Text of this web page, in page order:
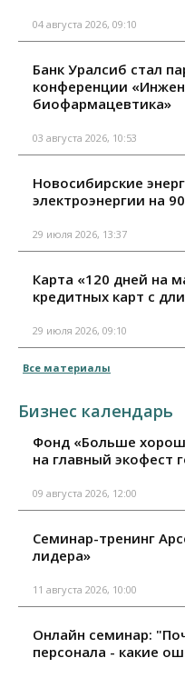
04 августа 2026, 09:10
Банк Уралсиб стал
конференции
биофармацевтика»
03 августа 2026, 10:53
Новосибирские
электроэнергии на
29 июля 2026, 13:37
Карта «120 дней на
кредитных карт с
29 июля 2026, 09:10
Все материалы
Бизнес календарь
Фонд «Больше
на главный экофест
09 августа 2026, 12:00
Семинар-тренинг
лидера»
11 августа 2026, 10:00
Онлайн семинар:
персонала - какие